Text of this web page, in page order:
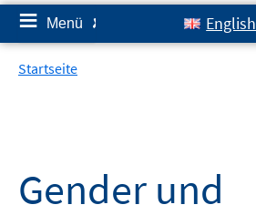
≡ Menü ✘ English
Startseite
Gender und